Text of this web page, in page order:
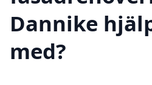
Dannike
med?